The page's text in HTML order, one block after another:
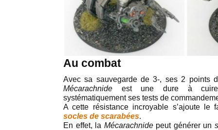
Au combat
Avec sa sauvegarde de 3-, ses 2 points
Mécarachnide est une dure à
systématiquement ses tests de
A cette résistance incroyable s’ajoute le
socles de scarabées.
En effet, la Mécarachnide peut générer un